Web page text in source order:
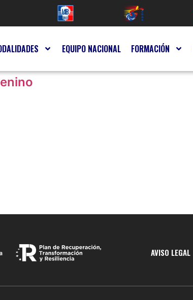
EQUIPO NACIONAL FORMACIÓN
AVISO LEGAL